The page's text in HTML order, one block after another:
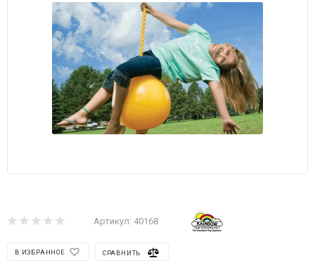
Артикул: 40168
В ИЗБРАННОЕ СРАВНИТЬ